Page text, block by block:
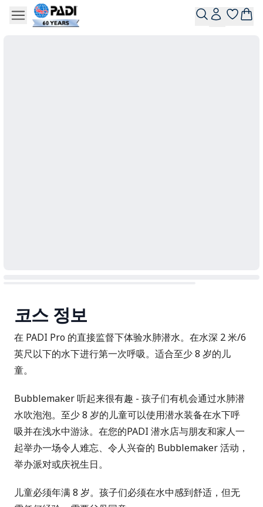
코스 정보
在 PADI Pro 的直接监督下体验水肺潜水。在水深 2 米/6
英尺以下的水下进行第一次呼吸。适合至少 8 岁的儿
童。
Bubblemaker 听起来很有趣 - 孩子们有机会通过水肺潜
水吹泡泡。至少 8 岁的儿童可以使用潜水装备在水下呼
吸并在浅水中游泳。在您的PADI 潜水店与朋友和家人一
起举办一场令人难忘、令人兴奋的 Bubblemaker 活动，
举办派对或庆祝生日。
儿童必须年满 8 岁。孩子们必须在水中感到舒适，但无